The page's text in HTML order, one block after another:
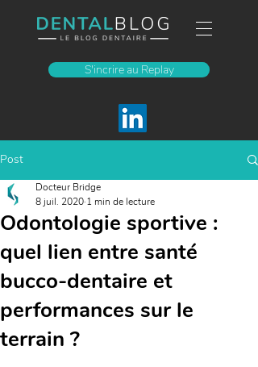
S'incrire au Replay
Post
Odontologie sportive :
quel lien entre santé
bucco-dentaire et
performances sur le
terrain ?
Docteur Bridge
8 juil. 2020 1 min de lecture